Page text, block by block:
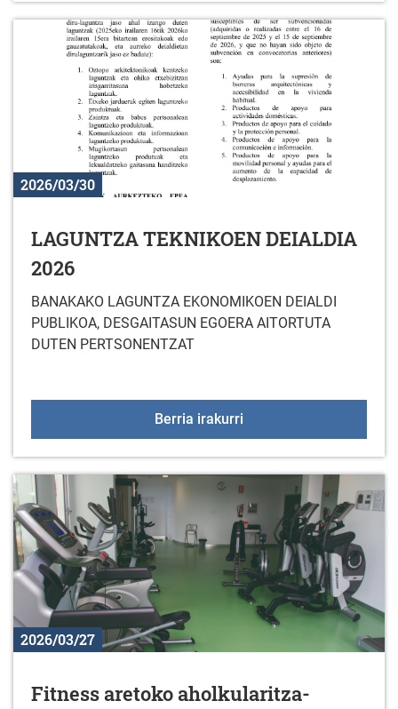
2026/03/30
LAGUNTZA TEKNIKOEN DEIALDIA
2026
BANAKAKO LAGUNTZA EKONOMIKOEN DEIALDI
PUBLIKOA, DESGAITASUN EGOERA AITORTUTA
DUTEN PERTSONENTZAT
Berria irakurri
2026/03/27
Fitness aretoko aholkularitza-